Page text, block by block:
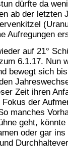
dürfte da
ab der letzten
Aufregungen
auf 21°
6.1.17. Nun
bewegt sich
Zeit ihren
der
manches
geht,
oder gar